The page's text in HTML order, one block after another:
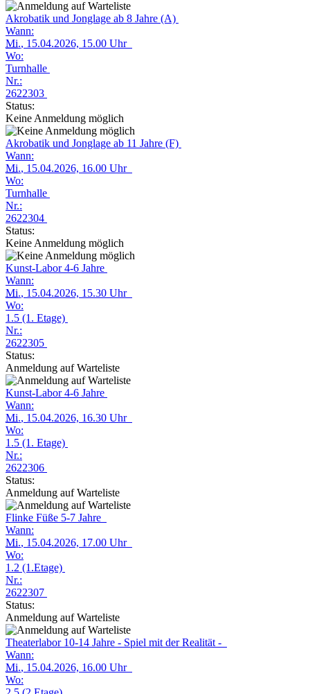
Akrobatik und Jonglage ab 8 Jahre (A)
Wann:
Mi., 15.04.2026, 15.00 Uhr
Wo:
Turnhalle
Nr.:
2622303
Status:
Keine Anmeldung möglich
Akrobatik und Jonglage ab 11 Jahre (F)
Wann:
Mi., 15.04.2026, 16.00 Uhr
Wo:
Turnhalle
Nr.:
2622304
Status:
Keine Anmeldung möglich
Kunst-Labor 4-6 Jahre
Wann:
Mi., 15.04.2026, 15.30 Uhr
Wo:
1.5 (1. Etage)
Nr.:
2622305
Status:
Anmeldung auf Warteliste
Kunst-Labor 4-6 Jahre
Wann:
Mi., 15.04.2026, 16.30 Uhr
Wo:
1.5 (1. Etage)
Nr.:
2622306
Status:
Anmeldung auf Warteliste
Flinke Füße 5-7 Jahre
Wann:
Mi., 15.04.2026, 17.00 Uhr
Wo:
1.2 (1.Etage)
Nr.:
2622307
Status:
Anmeldung auf Warteliste
Theaterlabor 10-14 Jahre - Spiel mit der Realität -
Wann:
Mi., 15.04.2026, 16.00 Uhr
Wo: